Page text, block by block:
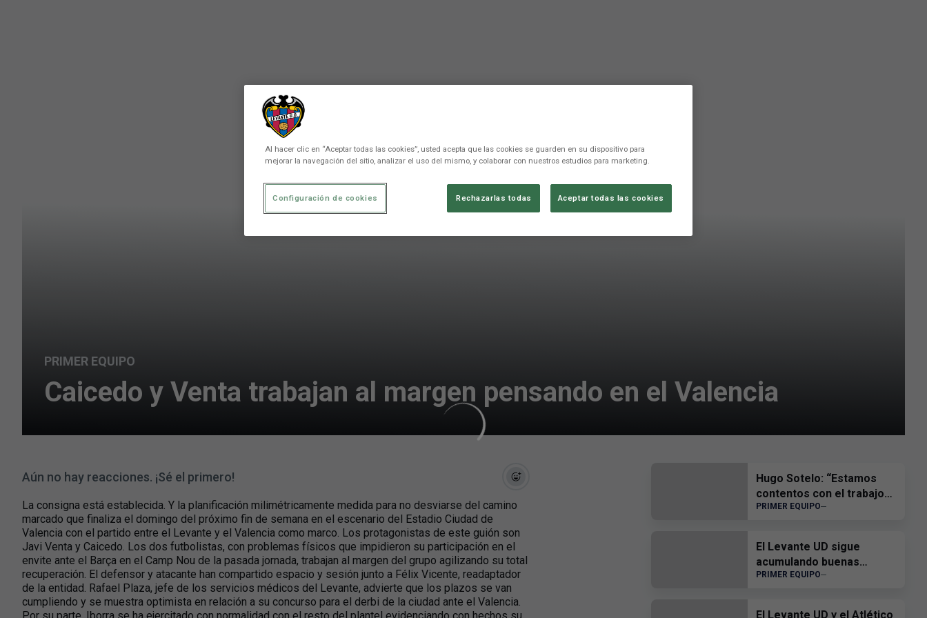
PRIMER EQUIPO
Caicedo y Venta trabajan al margen pensando en el Valencia
Aún no hay reacciones. ¡Sé el primero!
La consigna está establecida. Y la planificación milimétricamente medida para no desviarse del camino
marcado que finaliza el domingo del próximo fin de semana en el escenario del Estadio Ciudad de
Valencia con el partido entre el Levante y el Valencia como marco. Los protagonistas de este guión son
Javi Venta y Caicedo. Los dos futbolistas, con problemas físicos que impidieron su participación en el
envite ante el Barça en el Camp Nou de la pasada jornada, trabajan al margen del grupo agilizando su total
recuperación. El defensor y atacante han compartido espacio y sesión junto a Félix Vicente, readaptador
de la entidad. Rafael Plaza, jefe de los servicios médicos del Levante, advierte que los plazos se van
cumpliendo y se muestra optimista en relación a su concurso para el derbi de la ciudad ante el Valencia.
Hugo Sotelo: “Estamos
contentos con el trabajo
del equipo”
PRIMER EQUIPO
El Levante UD sigue
acumulando buenas
sensaciones
PRIMER EQUIPO
El Levante UD y el Atlético
Al hacer clic en “Aceptar todas las cookies”, usted acepta que las cookies se guarden en su dispositivo para
mejorar la navegación del sitio, analizar el uso del mismo, y colaborar con nuestros estudios para marketing.
Rechazarlas todas Aceptar todas las cookies
Configuración de cookies